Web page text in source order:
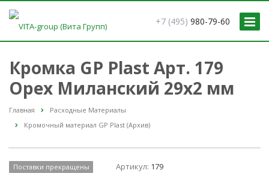
+7 (495) 980-79-60
Кромка GP Plast Арт. 179
Орех Миланский 29x2 мм
Главная
Расходные Материалы
Кромочный материал GP Plast (Архив)
Поставки прекращены Артикул: 179